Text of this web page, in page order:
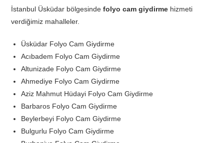
İstanbul Üsküdar bölgesindefolyo cam giydirme hizmeti
verdiğimiz mahalleler.
Üsküdar Folyo Cam Giydirme
Acıbadem Folyo Cam Giydirme
Altunizade Folyo Cam Giydirme
Ahmediye Folyo Cam Giydirme
Aziz Mahmut Hüdayi Folyo Cam Giydirme
Barbaros Folyo Cam Giydirme
Beylerbeyi Folyo Cam Giydirme
Bulgurlu Folyo Cam Giydirme